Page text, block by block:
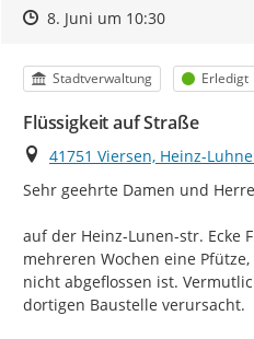
Zeitpunkt des Erstellens
Zeitpunkt des Erstellens
8. Juni um 10:30Zur
Kategorie
Stadtverwaltung Status
Erledigt
Flüssigkeit auf Straße
Ort
41751 Viersen, Heinz-
Sehr geehrte Damen und
auf der Heinz-Lunen-str. Ecke
mehreren Wochen eine
nicht abgeflossen ist.
dortigen Baustelle verursacht.